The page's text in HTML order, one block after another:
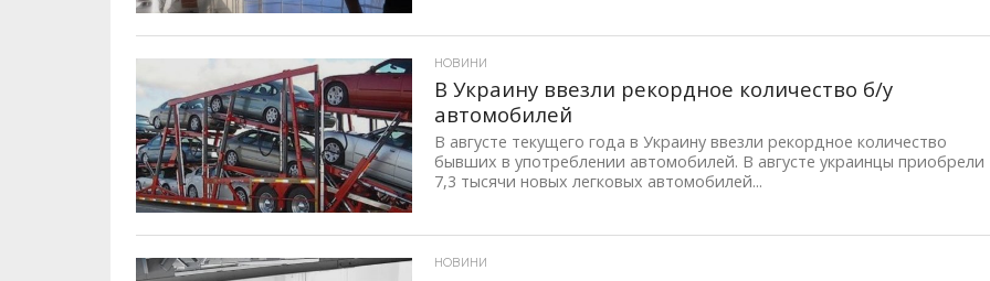
НОВИНИ
В Украину ввезли рекордное количество б/у
автомобилей
В августе текущего года в Украину ввезли рекордное количество
бывших в употреблении автомобилей. В августе украинцы приобрели
7,3 тысячи новых легковых автомобилей...
НОВИНИ